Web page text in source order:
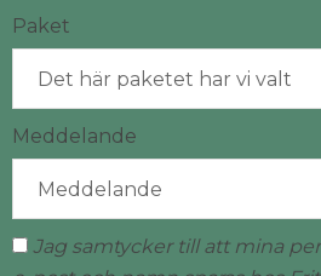
Paket
Meddelande
Jag samtycker till att mina